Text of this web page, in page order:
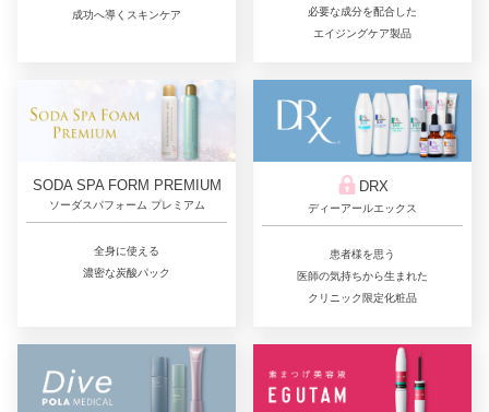
成功へ導くスキンケア
必要な成分を配合した
エイジングケア製品
SODA SPA FORM PREMIUM
ソーダスパフォーム プレミアム
全身に使える
濃密な炭酸パック
DRX
ディーアールエックス
患者様を思う
医師の気持ちから生まれた
クリニック限定化粧品